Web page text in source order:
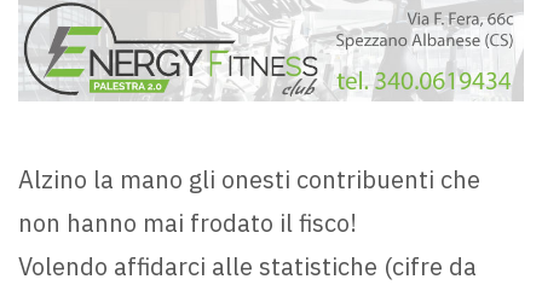
Alzino la mano gli onesti contribuenti che
non hanno mai frodato il fisco!
Volendo affidarci alle statistiche (cifre da